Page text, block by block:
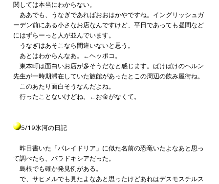
関しては本当にわからない。
ああでも、うなぎであればおおはかやですね。イングリッシュガ
ーデン前にある小さなお店なんですけど、平日であっても昼間など
にはずらーっと人が並んでいます。
うなぎはあそこなら間違いないと思う。
あとはわからんなあ。←ヘッポコ。
東本町は面白いお店が多そうだなと感じます。ばけばけのヘルン
先生が一時期滞在していた旅館があったとこの周辺の飲み屋街ね。
このあたり面白そうなんだよね。
行ったことないけどね。←お金がなくて。
5/19氷河の日記
昨日書いた「パレイドリア」に似た名前の恐竜いたよなあと思っ
て調べたら、パラドキシアだった。
島根でも確か発見例がある。
で、サヒメルでも見たよなあと思ったけどあれはデスモスチルス